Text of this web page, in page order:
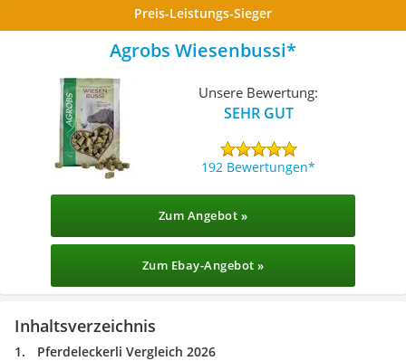
Preis-Leistungs-Sieger
Agrobs Wiesenbussi
Unsere Bewertung:
SEHR GUT
192 Bewertungen
Zum Angebot »
Zum Ebay-Angebot »
Inhaltsverzeichnis
Pferdeleckerli Vergleich 2026